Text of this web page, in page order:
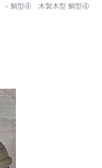
鯛型④ 木製木型 鯛型④